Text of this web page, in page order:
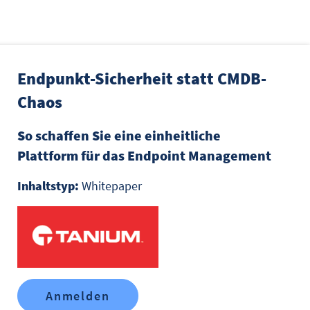
Endpunkt-Sicherheit statt CMDB-
Chaos
So schaffen Sie eine einheitliche
Plattform für das Endpoint Management
Inhaltstyp: Whitepaper
Anmelden